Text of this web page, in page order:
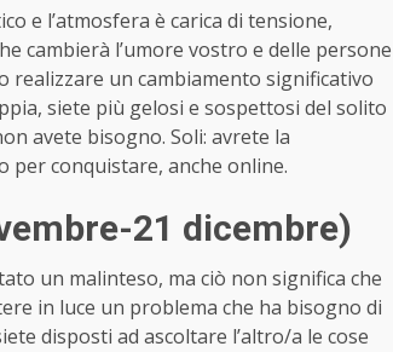
e l’atmosfera è carica di tensione,
cambierà l’umore vostro e delle persone
realizzare un cambiamento significativo
siete più gelosi e sospettosi del solito
avete bisogno. Soli: avrete la
per conquistare, anche online.
21 dicembre)
un malinteso, ma ciò non significa che
in luce un problema che ha bisogno di
disposti ad ascoltare l’altro/a le cose